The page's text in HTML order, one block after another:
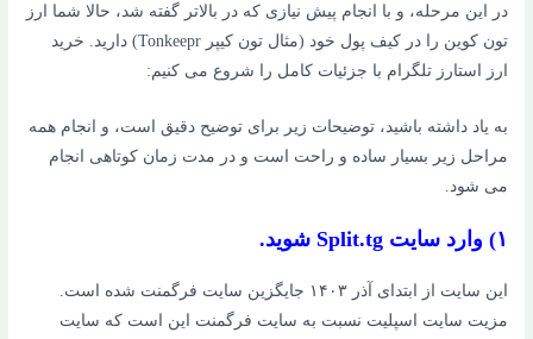
در این مرحله، و با انجام پیش نیازی که در بالاتر گفته شد، حالا شما ارز
تون کوین را در کیف پول خود (مثال تون کیپر Tonkeepr) دارید. خرید
ارز استارز تلگرام با جزئیات کامل را شروع می کنیم:
به یاد داشته باشید، توضیحات زیر برای توضیح دقیق است، و انجام همه
مراحل زیر بسیار ساده و راحت است و در مدت زمان کوتاهی انجام
می شود.
۱) وارد سایت Split.tg شوید.
این سایت از ابتدای آذر ۱۴۰۳ جایگزین سایت فرگمنت شده است.
مزیت سایت اسپلیت نسبت به سایت فرگمنت این است که سایت